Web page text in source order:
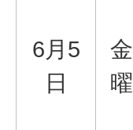
6月5
日
金
曜